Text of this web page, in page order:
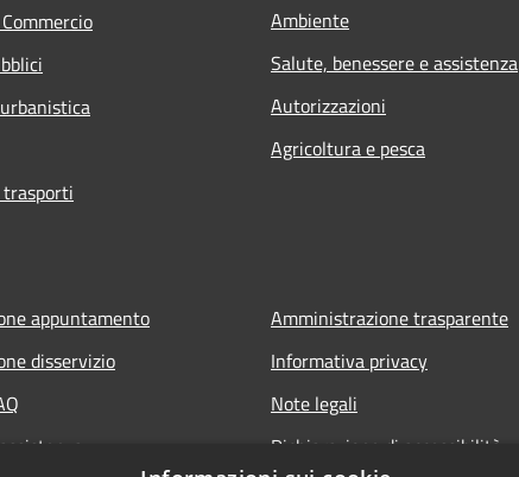
Ambiente
Salute, benessere e assistenza
Autorizzazioni
Agricoltura e pesca
appuntamento
disservizio
Amministrazione trasparente
Informativa privacy
Note legali
Dichiarazione di accessibilità